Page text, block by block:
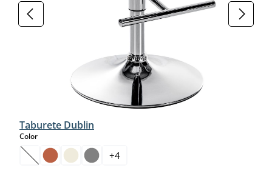
Taburete Dublin
Colorselect
(Esta opción no está disponible en este momento.)
+4